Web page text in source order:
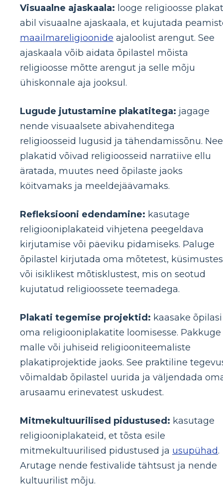
Visuaalne ajaskaala: looge religioosse
abil visuaalne ajaskaala, et kujutada
maailmareligioonide ajaloolist arengut. See
ajaskaala võib aidata õpilastel mõista
religioosse mõtte arengut ja selle mõju
ühiskonnale aja jooksul.
Lugude jutustamine plakatitega: jagage
nende visuaalsete abivahenditega
religioosseid lugusid ja tähendamissõnu.
plakatid võivad religioosseid narratiive ellu
äratada, muutes need õpilaste jaoks
köitvamaks ja meeldejäävamaks.
Refleksiooni edendamine: kasutage
religiooniplakateid vihjetena peegeldava
kirjutamise või päeviku pidamiseks. Paluge
õpilastel kirjutada oma mõtetest,
või isiklikest mõtisklustest, mis on seotud
kujutatud religioossete teemadega.
Plakati tegemise projektid: kaasake õpilasi
oma religiooniplakatite loomisesse. Pakkuge
malle või juhiseid religiooniteemaliste
plakatiprojektide jaoks. See praktiline
võimaldab õpilastel uurida ja väljendada
arusaamu erinevatest uskudest.
Mitmekultuurilised pidustused: kasutage
religiooniplakateid, et tõsta esile
mitmekultuurilised pidustused ja usupühad.
Arutage nende festivalide tähtsust ja nende
kultuurilist mõju.